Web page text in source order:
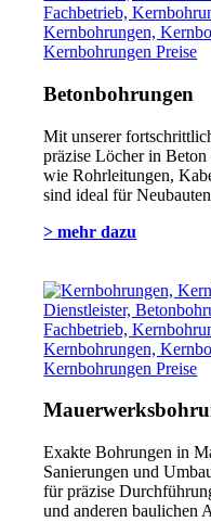
Betonbohrungen
Mit unserer
präzise Löcher in
wie Rohrleitungen,
sind ideal für
> mehr dazu
Exakte Bohrungen in
Sanierungen und
für präzise
und anderen baulichen